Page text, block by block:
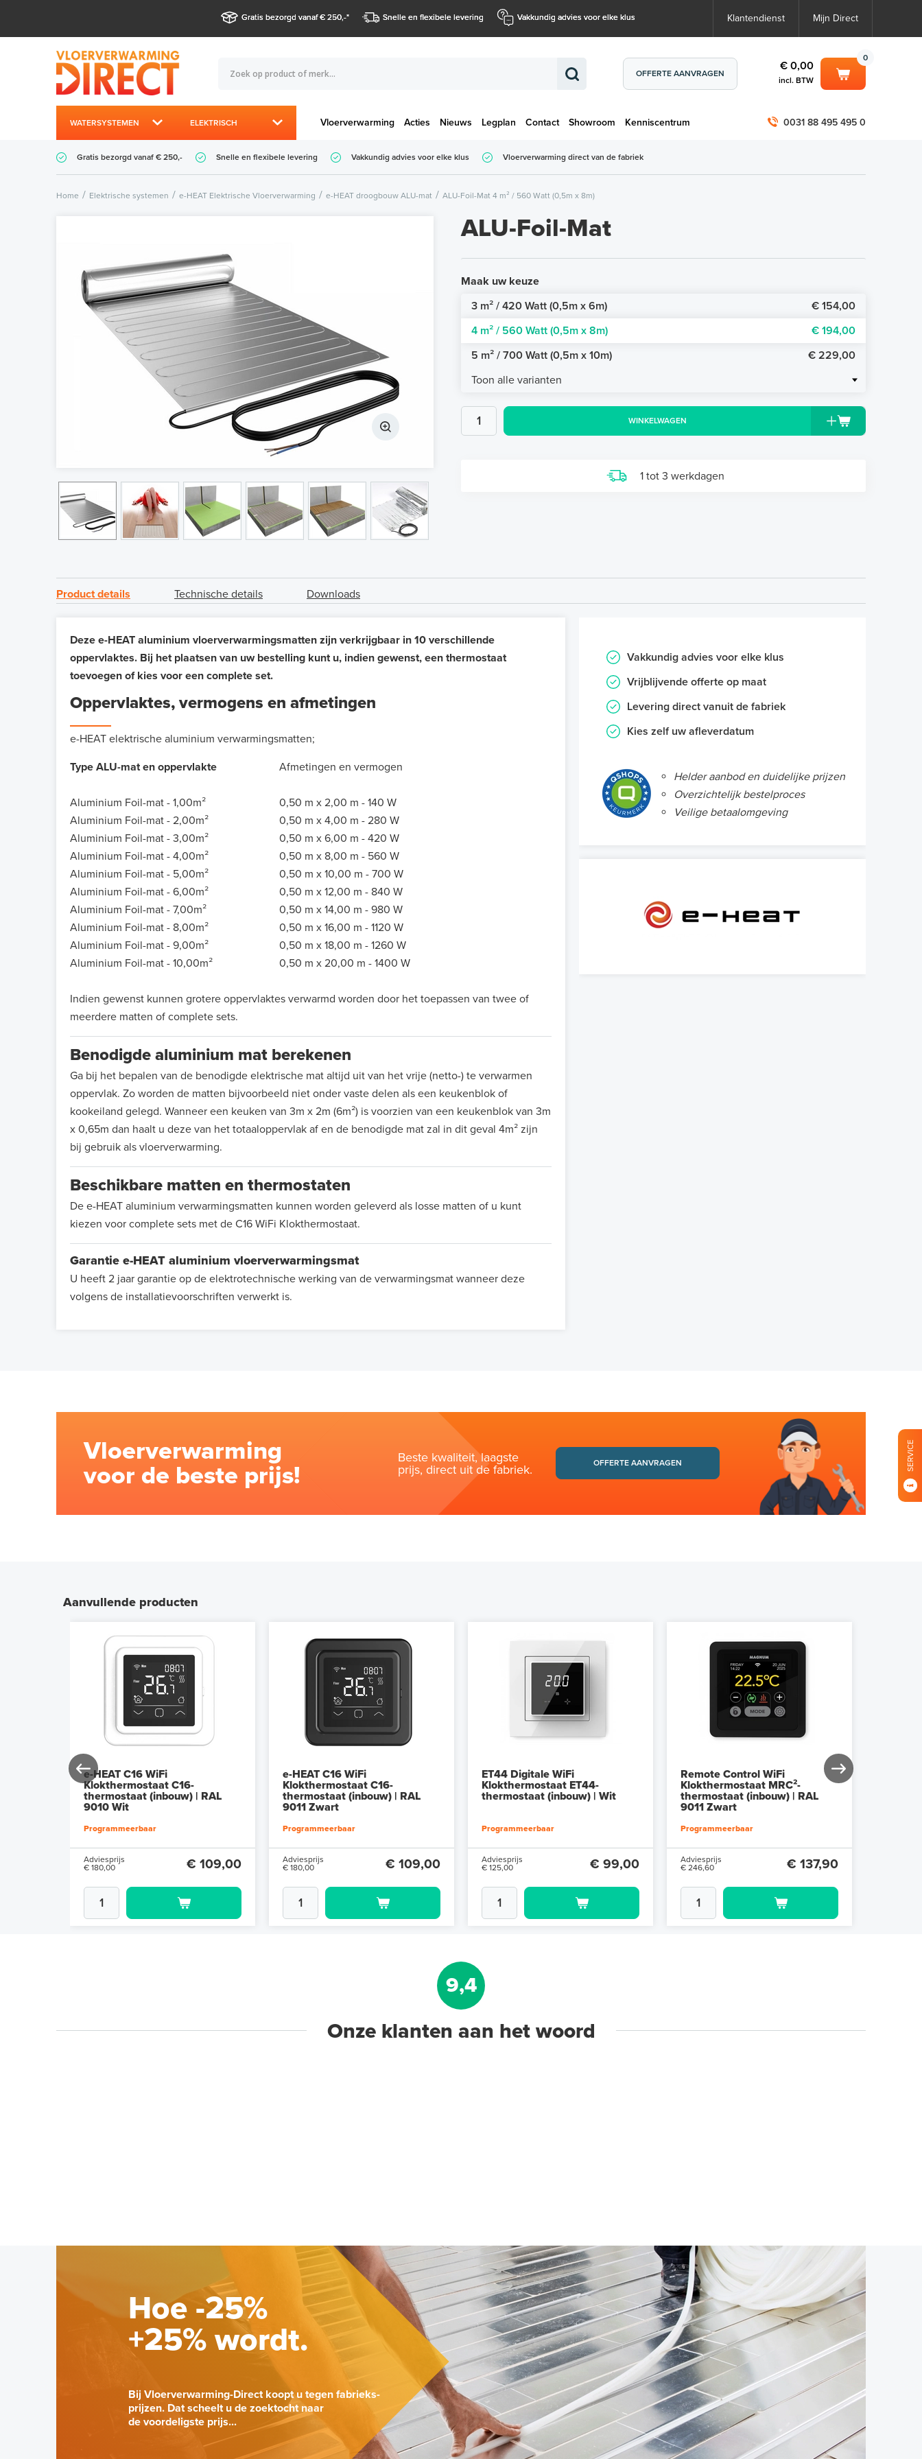
Gratis bezorgd vanaf € 250,-* Snelle en flexibele levering Vakkundig advies voor elke klus Klantendienst Mijn Direct
OFFERTE AANVRAGEN
0
€ 0,00
incl. BTW
WATERSYSTEMEN ELEKTRISCH Vloerverwarming Acties Nieuws Legplan Contact Showroom Kenniscentrum
€ 0,00
Totaalbedrag (incl. BTW)
0031 88 495 495 0
Gratis bezorgd vanaf € 250,- Snelle en flexibele levering Vakkundig advies voor elke klus Vloerverwarming direct van de fabriek
Home Elektrische systemen e-HEAT Elektrische Vloerverwarming e-HEAT droogbouw ALU-mat ALU-Foil-Mat 4 m² / 560 Watt (0,5m x 8m)
ALU-Foil-Mat
Maak uw keuze
3 m² / 420 Watt (0,5m x 6m)
€ 154,00
4 m² / 560 Watt (0,5m x 8m)
€ 194,00
5 m² / 700 Watt (0,5m x 10m)
€ 229,00
Toon alle varianten
WINKELWAGEN
1 tot 3 werkdagen
Product details Technische details Downloads
Deze e-HEAT aluminium vloerverwarmingsmatten zijn verkrijgbaar in 10 verschillende
oppervlaktes. Bij het plaatsen van uw bestelling kunt u, indien gewenst, een thermostaat
toevoegen of kies voor een complete set.
Oppervlaktes, vermogens en afmetingen
e-HEAT elektrische aluminium verwarmingsmatten;
Type ALU-mat en oppervlakte Afmetingen en vermogen
Aluminium Foil-mat - 1,00m²
0,50 m x 2,00 m - 140 W
Aluminium Foil-mat - 2,00m²
0,50 m x 4,00 m - 280 W
Aluminium Foil-mat - 3,00m²
0,50 m x 6,00 m - 420 W
Aluminium Foil-mat - 4,00m²
0,50 m x 8,00 m - 560 W
Aluminium Foil-mat - 5,00m²
0,50 m x 10,00 m - 700 W
Aluminium Foil-mat - 6,00m²
0,50 m x 12,00 m - 840 W
Aluminium Foil-mat - 7,00m²
0,50 m x 14,00 m - 980 W
Aluminium Foil-mat - 8,00m²
0,50 m x 16,00 m - 1120 W
Aluminium Foil-mat - 9,00m²
0,50 m x 18,00 m - 1260 W
Aluminium Foil-mat - 10,00m²
0,50 m x 20,00 m - 1400 W
Indien gewenst kunnen grotere oppervlaktes verwarmd worden door het toepassen van twee of
meerdere matten of complete sets.
Benodigde aluminium mat berekenen
Ga bij het bepalen van de benodigde elektrische mat altijd uit van het vrije (netto-) te verwarmen
oppervlak. Zo worden de matten bijvoorbeeld niet onder vaste delen als een keukenblok of
kookeiland gelegd. Wanneer een keuken van 3m x 2m (6m²) is voorzien van een keukenblok van 3m
x 0,65m dan haalt u deze van het totaaloppervlak af en de benodigde mat zal in dit geval 4m² zijn
bij gebruik als vloerverwarming.
Beschikbare matten en thermostaten
De e-HEAT aluminium verwarmingsmatten kunnen worden geleverd als losse matten of u kunt
kiezen voor complete sets met de C16 WiFi Klokthermostaat.
Garantie e-HEAT aluminium vloerverwarmingsmat
U heeft 2 jaar garantie op de elektrotechnische werking van de verwarmingsmat wanneer deze
volgens de installatievoorschriften verwerkt is.
Vakkundig advies voor elke klus
Vrijblijvende offerte op maat
Levering direct vanuit de fabriek
Kies zelf uw afleverdatum
Helder aanbod en duidelijke prijzen
Overzichtelijk bestelproces
Veilige betaalomgeving
Vloerverwarming
voor de beste prijs!
Beste kwaliteit, laagste
prijs, direct uit de fabriek.
OFFERTE AANVRAGEN
Aanvullende producten
e-HEAT C16 WiFi
Klokthermostaat C16-
thermostaat (inbouw) | RAL
9010 Wit
Programmeerbaar
Adviesprijs
€ 180,00
€ 109,00
e-HEAT C16 WiFi
Klokthermostaat C16-
thermostaat (inbouw) | RAL
9011 Zwart
Programmeerbaar
Adviesprijs
€ 180,00
€ 109,00
ET44 Digitale WiFi
Klokthermostaat ET44-
thermostaat (inbouw) | Wit
Programmeerbaar
Adviesprijs
€ 125,00
€ 99,00
Remote Control WiFi
Klokthermostaat MRC²-
thermostaat (inbouw) | RAL
9011 Zwart
Programmeerbaar
Adviesprijs
€ 246,60
€ 137,90
9,4
Onze klanten aan het woord
Hoe -25%
+25% wordt.
Bij Vloerverwarming-Direct koopt u tegen fabrieks-
prijzen. Dat scheelt u de zoektocht naar
de voordeligste prijs...
SERVICE